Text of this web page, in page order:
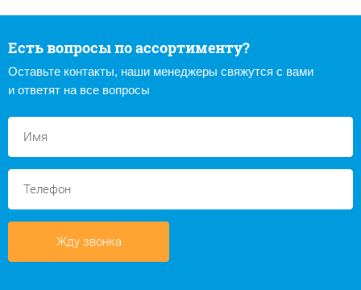
Есть вопросы по ассортименту?
Оставьте контакты, наши менеджеры свяжутся с вами
и ответят на все вопросы
Жду звонка